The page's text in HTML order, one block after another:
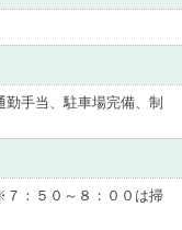
手当、駐車場完備、制
：５０～８：００は掃